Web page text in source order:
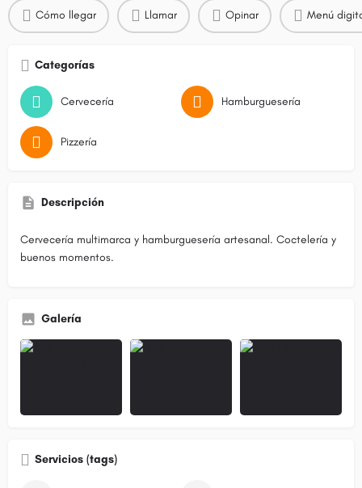
Cómo llegar Llamar Opinar Menú
Categorías
Cervecería Hamburguesería
Pizzería
Descripción
Cervecería multimarca y hamburguesería artesanal. Coctelería y
buenos momentos.
Galería
Servicios (tags)